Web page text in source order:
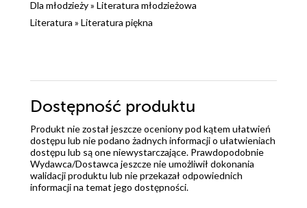
Dla młodzieży» Literatura młodzieżowa
Literatura » Literatura piękna
Dostępność produktu
Produkt nie został jeszcze oceniony pod kątem ułatwień
dostępu lub nie podano żadnych informacji o ułatwieniach
dostępu lub są one niewystarczające. Prawdopodobnie
Wydawca/Dostawca jeszcze nie umożliwił dokonania
walidacji produktu lub nie przekazał odpowiednich
informacji na temat jego dostępności.